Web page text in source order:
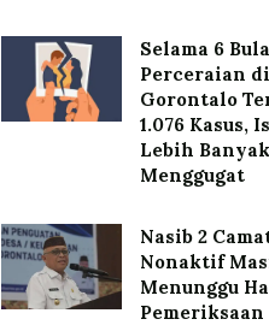
Selama 6
Perceraian di
Gorontalo
1.076 Kasus,
Lebih Banyak
Menggugat
Nasib 2
Nonaktif
Menunggu
Pemeriksaan